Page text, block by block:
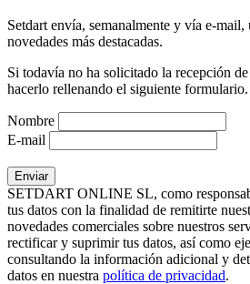
Setdart envía, semanalmente y vía e-
novedades más destacadas.
Si todavía no ha solicitado la recepción
hacerlo rellenando el siguiente formulario.
Nombre
E-mail
SETDART ONLINE SL, como
tus datos con la finalidad de remitirte
novedades comerciales sobre nuestros
rectificar y suprimir tus datos, así como
consultando la información adicional y
datos en nuestra política de privacidad.